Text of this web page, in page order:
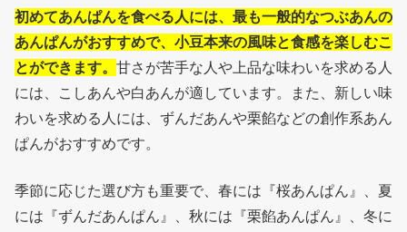
初めてあんぱんを食べる人には、最も一般的なつぶあんの
あんぱんがおすすめで、小豆本来の風味と食感を楽しむこ
とができます。 甘さが苦手な人や上品な味わいを求める人
には、こしあんや白あんが適しています。また、新しい味
わいを求める人には、ずんだあんや栗餡などの創作系あん
ぱんがおすすめです。
季節に応じた選び方も重要で、春には『桜あんぱん』、夏
には『ずんだあんぱん』、秋には『栗餡あんぱん』、冬に